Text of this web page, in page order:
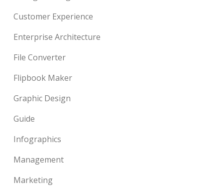
Customer Experience
Enterprise Architecture
File Converter
Flipbook Maker
Graphic Design
Guide
Infographics
Management
Marketing